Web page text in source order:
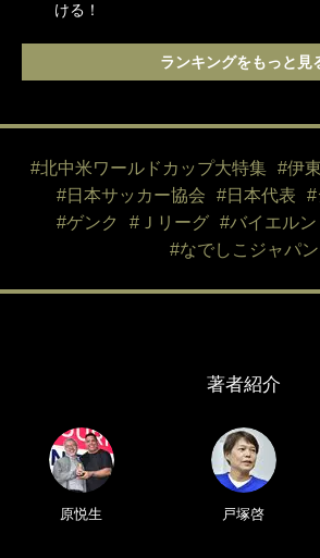
ける！
ランキングをもっと見
#北中米ワールドカップ大特集 #伊
#日本サッカー協会
#日本代表
#
#ゲンク
#Ｊリーグ
#バイエル
#なでしこジャパン
著者紹介
原悦生 戸塚啓